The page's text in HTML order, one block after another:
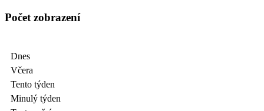
Počet zobrazení
Dnes
Včera
Tento týden
Minulý týden